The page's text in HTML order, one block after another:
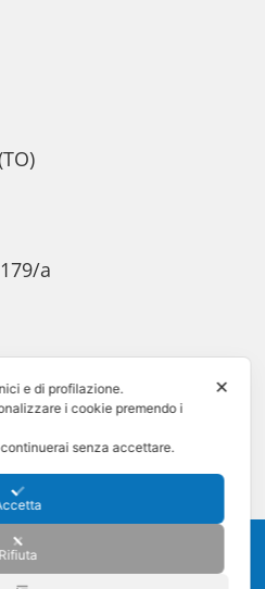
a
P. IVA 12242340011 -
Torinese (TO) - Registro delle
✕
e di profilazione.
i cookie premendo i
senza accettare.
Rifiuta